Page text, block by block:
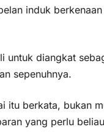
induk
untuk diangkat
sepenuhnya.
itu berkata, bukan
yang perlu